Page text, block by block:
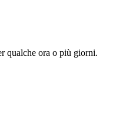
qualche ora o più giorni.